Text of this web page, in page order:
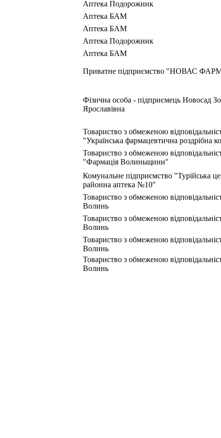
Аптека Подорожник
Аптека БАМ
Аптека БАМ
Аптека Подорожник
Аптека БАМ
Приватне підприємство "НОВАС
Фізична особа - підприємець Новосад
Ярославівна
Товариство з обмеженою
"Українська фармацевтична роздрібна
Товариство з обмеженою
"Фармація Волиньщини"
Комунальне підприємство "Турійська
районна аптека №10"
Товариство з обмеженою
Волинь
Товариство з обмеженою
Волинь
Товариство з обмеженою
Волинь
Товариство з обмеженою
Волинь